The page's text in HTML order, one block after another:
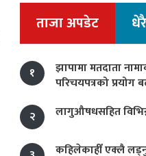
ताजा अपडेट
१
झापामा मतदाता
परिचयपत्रको प्रयोग
२
लागुऔषधसहित
कहिलेकाहीँ एक्लै